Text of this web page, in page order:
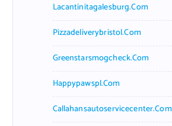
Lacantinitagalesburg.com
Pizzadeliverybristol.com
Greenstarsmogcheck.com
Happypawspl.com
Callahansautoservicecenter.com